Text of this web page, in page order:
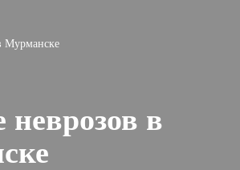
Мурманске
неврозов в